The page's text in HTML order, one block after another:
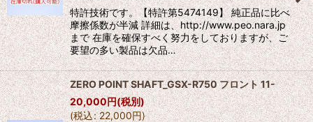
特許技術です。【特許第5474149】 純正品に比べ
摩擦係数が半減 詳細は、http://www.peo.nara.jp
まで 在庫を確保すべく努力をしておりますが、ご
要望の多い製品は欠品…
ZERO POINT SHAFT_GSX-R750 フロント 11-
20,000円(税別)
(税込: 22,000円)